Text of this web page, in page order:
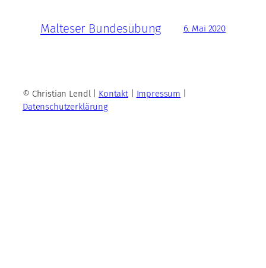
Malteser Bundesübung 6. Mai 2020
© Christian Lendl | Kontakt| Impressum
Datenschutzerklärung